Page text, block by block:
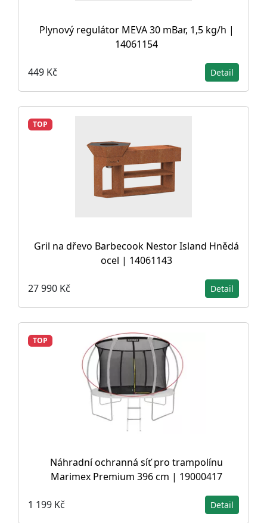
Plynový regulátor MEVA 30 mBar, 1,5 kg/h |
14061154
449 Kč Detail
TOP
Gril na dřevo Barbecook Nestor Island Hnědá
ocel | 14061143
27 990 Kč Detail
TOP
Náhradní ochranná síť pro trampolínu
Marimex Premium 396 cm | 19000417
1 199 Kč Detail